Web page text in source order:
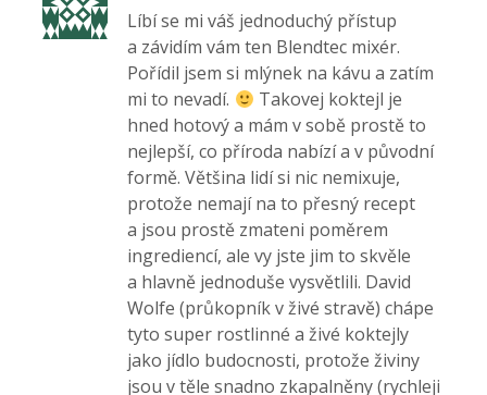
Líbí se mi váš jednoduchý přístup
a závidím vám ten Blendtec mixér.
Pořídil jsem si mlýnek na kávu a zatím
mi to nevadí.
Takovej koktejl je
hned hotový a mám v sobě prostě to
nejlepší, co příroda nabízí a v původní
formě. Většina lidí si nic nemixuje,
protože nemají na to přesný recept
a jsou prostě zmateni poměrem
ingrediencí, ale vy jste jim to skvěle
a hlavně jednoduše vysvětlili. David
Wolfe (průkopník v živé stravě) chápe
tyto super rostlinné a živé koktejly
jako jídlo budocnosti, protože živiny
jsou v těle snadno zkapalněny (rychleji